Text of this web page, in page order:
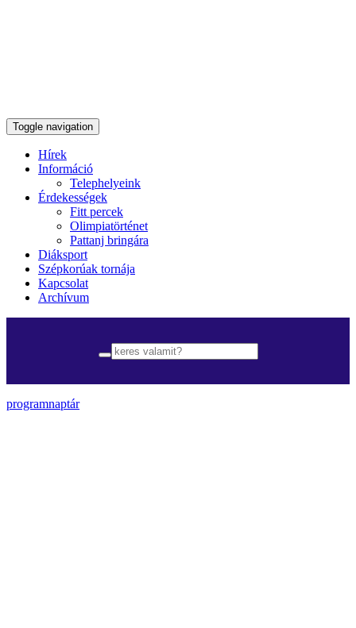
Toggle navigation
Hírek
Információ
Telephelyeink
Érdekességek
Fitt percek
Olimpiatörténet
Pattanj bringára
Diáksport
Szépkorúak tornája
Kapcsolat
Archívum
programnaptár